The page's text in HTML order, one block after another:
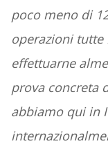
poco meno di
operazioni
effettuarne
prova concreta
abbiamo qui in